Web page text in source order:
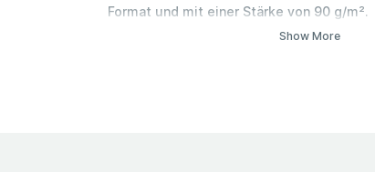
Format und mit einer Stärke von 90 g/m².
Show More